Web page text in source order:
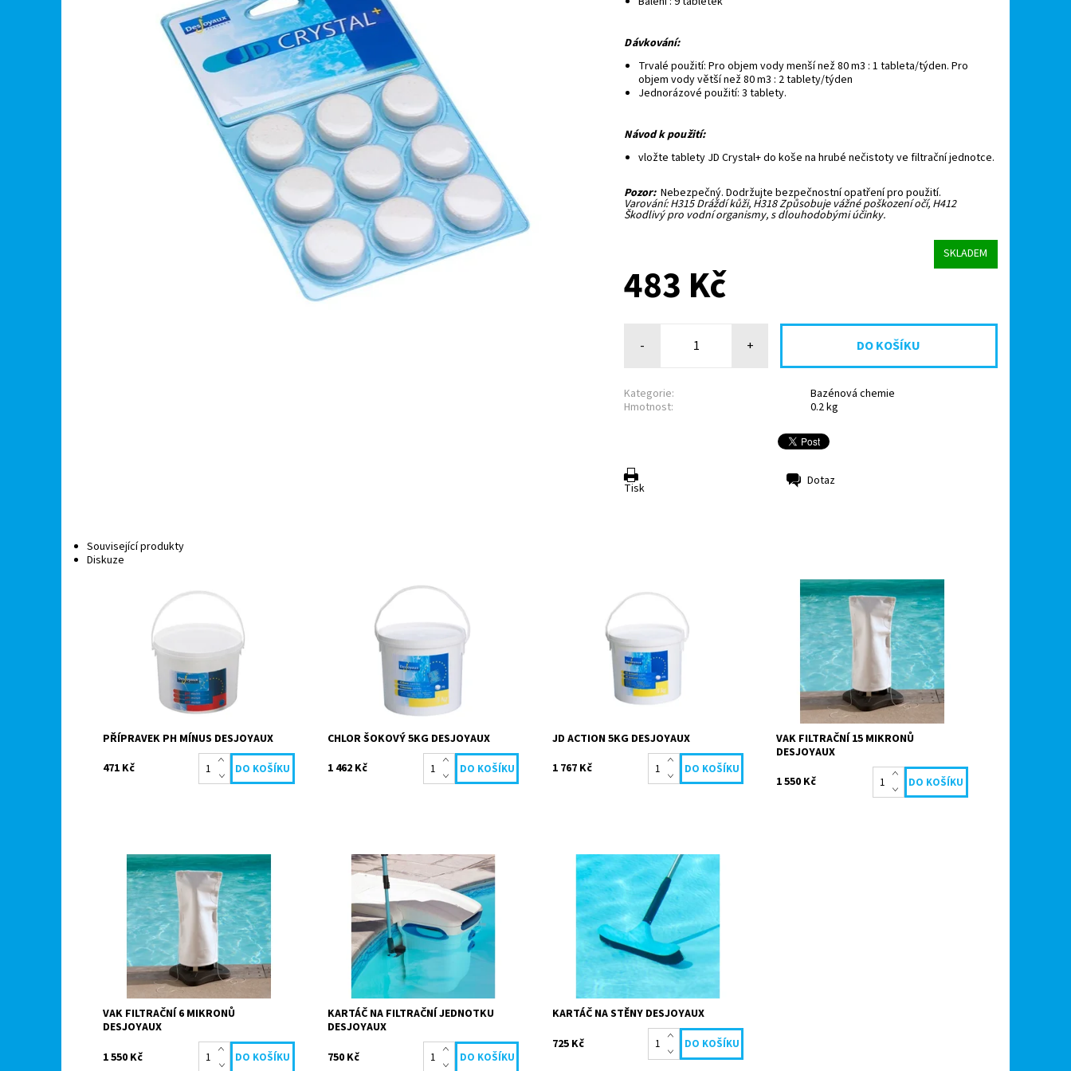
Dávkování:
Trvalé použití: Pro objem vody menší než 80 m3 : 1 tableta/týden. Pro
objem vody větší než 80 m3 : 2 tablety/týden
Jednorázové použití: 3 tablety.
Návod k použití:
vložte tablety JD Crystal+ do koše na hrubé nečistoty ve filtrační jednotce.
Pozor: Nebezpečný. Dodržujte bezpečnostní opatření pro použití.
Varování: H315 Dráždí kůži, H318 Způsobuje vážné poškození očí, H412
Škodlivý pro vodní organismy, s dlouhodobými účinky.
SKLADEM
483 Kč
- +
Kategorie:
Bazénová chemie
Hmotnost:
0.2 kg
Tisk Dotaz
Související produkty
Diskuze
bazénové vody. Granule jsou rychle
rozpustné. Ideální hodnota pH je mezi
7,2 a 7,4. Neutrální pH zabraňuje...
Dostupnost:
19642
Desjoyaux
PŘÍPRAVEK PH MÍNUS DESJOYAUX
471 Kč
Šokový chlór s vysokou koncentrací
aktivních látek Vám nabízí účinnou a
okamžitou dezinfekci vody Vašeho
bazénu (velmi rychle zvýší hladinu...
Dostupnost:
Skladem
19635
Desjoyaux
CHLOR ŠOKOVÝ 5KG DESJOYAUX
1 462 Kč
prostředek, 1 tableta pro 5 funkcí
Dezinfikuje: vysoká dávka chlóru ničí
viry, bakterie a plísně. Bojuje...
Dostupnost:
Skladem
19657
Desjoyaux
JD ACTION 5KG DESJOYAUX
1 767 Kč
Filtrační vak pro udržení čistoty vody
Vašeho bazénu Vhodný pro všechny
filtrační skupiny mimo Gr.I 110. Filtrační
sáček 15 mikronů má...
Dostupnost:
Skladem
19694
Značka:
Desjoyaux
VAK FILTRAČNÍ 15 MIKRONŮ
DESJOYAUX
1 550 Kč
Filtrační vak 6 mikronů umožňuje
filtrovat velice jemné nečistoty. Vhodný
pro všechny filtrační skupiny mimo Gr.I
110. Filtrační sáček 6...
Dostupnost:
Skladem
19695
Značka:
Desjoyaux
VAK FILTRAČNÍ 6 MIKRONŮ
DESJOYAUX
1 550 Kč
Tento kartáč může účinně vyčistit
každý kout vašeho filtračního systému.
Knoflíkem nastavení změní svůj úhel 0
až 80 stupňů. Materiál:...
Dostupnost:
Skladem
19677
Značka:
Desjoyaux
KARTÁČ NA FILTRAČNÍ JEDNOTKU
DESJOYAUX
750 Kč
kartáč snadno čistí stěny vašeho
bazénu. šířka kartáče pokrývá velkou
plochu bazénu. Vlasy dokonale odolný
Zaoblené konce kartáče...
Dostupnost:
Skladem
20864
Desjoyaux
KARTÁČ NA STĚNY DESJOYAUX
725 Kč